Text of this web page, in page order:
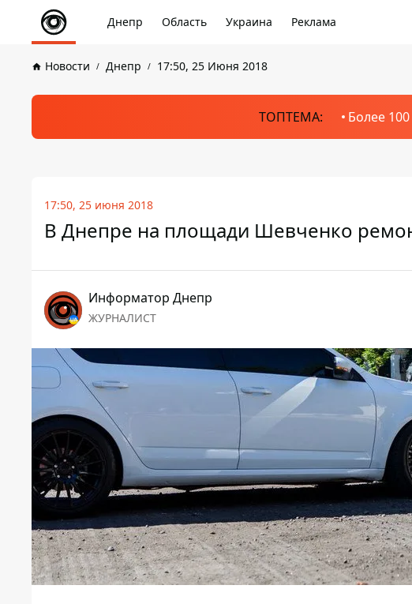
Днепр Область Украина Реклама
Новости Днепр 17:50, 25 Июня 2018
ТОПТЕМА: Более
17:50, 25 июня 2018
В Днепре на площади Шевченко
Информатор Днепр
ЖУРНАЛИСТ